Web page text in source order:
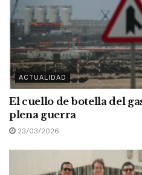
ACTUALIDAD
El cuello de botella del
plena guerra
23/03/2026